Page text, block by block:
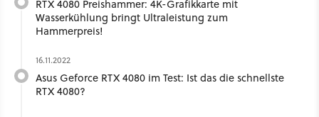
RTX 4080 Preishammer: 4K-Grafikkarte mit
Wasserkühlung bringt Ultraleistung zum
Hammerpreis!
16.11.2022
Asus Geforce RTX 4080 im Test: Ist das die schnellste
RTX 4080?